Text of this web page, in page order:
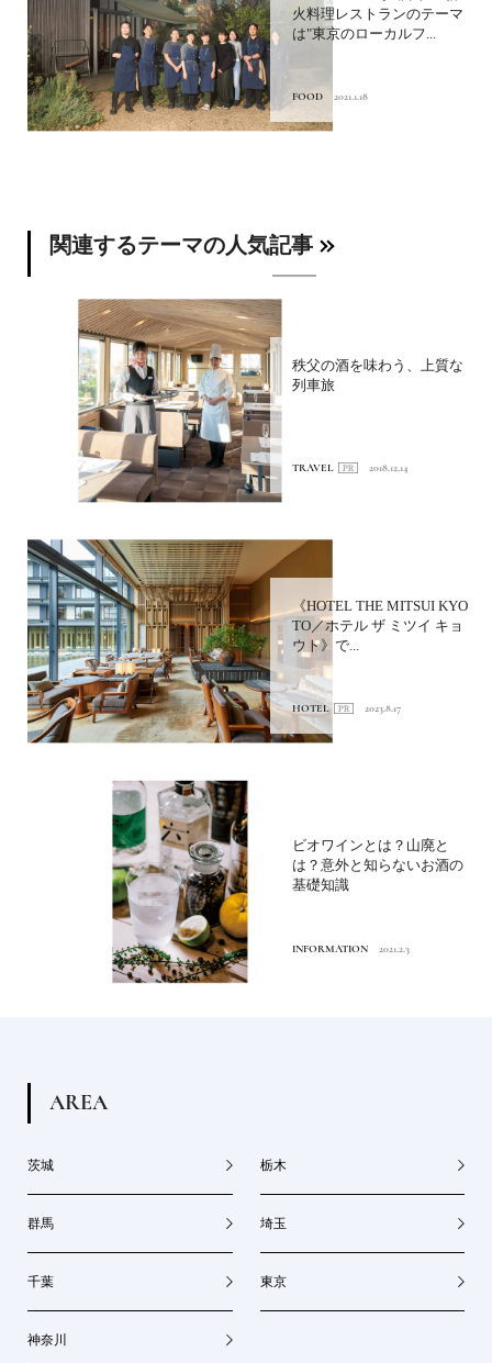
火料理レストランのテーマ
は"東京のローカルフ...
FOOD 2021.1.18
関連するテーマの人気記事
秩父の酒を味わう、上質な
列車旅
TRAVEL 2018.12.14
《HOTEL THE MITSUI KYO
TO／ホテル ザ ミツイ キョ
ウト》で...
HOTEL 2023.8.17
ビオワインとは？山廃と
は？意外と知らないお酒の
基礎知識
INFORMATION 2021.2.3
AREA
茨城 栃木
群馬 埼玉
千葉 東京
神奈川